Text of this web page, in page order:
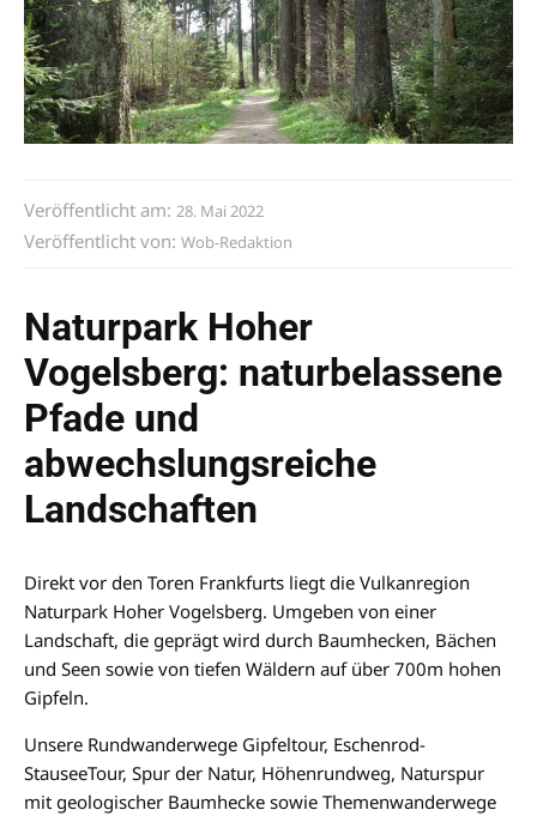
Veröffentlicht am: 28. Mai 2022
Veröffentlicht von: Wob-Redaktion
Naturpark Hoher
Vogelsberg: naturbelassene
Pfade und
abwechslungsreiche
Landschaften
Direkt vor den Toren Frankfurts liegt die Vulkanregion
Naturpark Hoher Vogelsberg. Umgeben von einer
Landschaft, die geprägt wird durch Baumhecken, Bächen
und Seen sowie von tiefen Wäldern auf über 700m hohen
Gipfeln.
Unsere Rundwanderwege Gipfeltour, Eschenrod-
StauseeTour, Spur der Natur, Höhenrundweg, Naturspur
mit geologischer Baumhecke sowie Themenwanderwege